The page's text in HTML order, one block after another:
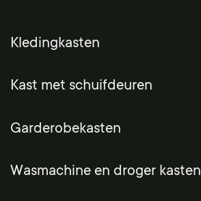
Kledingkasten
Kast met schuifdeuren
Garderobekasten
Wasmachine en droger kasten